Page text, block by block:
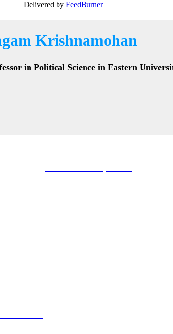
Delivered by FeedBurner
Krishnamohan
in Political Science in Eastern